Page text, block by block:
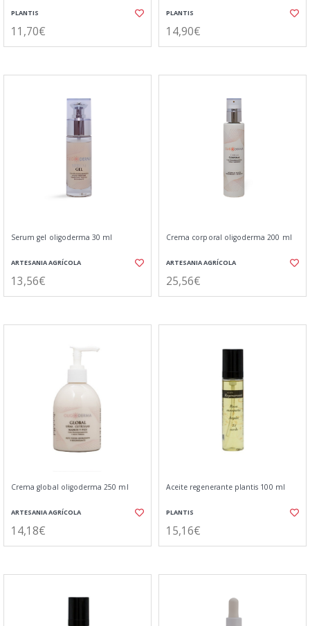
PLANTIS
11,70€
PLANTIS
14,90€
Serum gel oligoderma 30 ml
ARTESANIA AGRÍCOLA
13,56€
Crema corporal oligoderma 200 ml
ARTESANIA AGRÍCOLA
25,56€
Crema global oligoderma 250 ml
ARTESANIA AGRÍCOLA
14,18€
Aceite regenerante plantis 100 ml
PLANTIS
15,16€